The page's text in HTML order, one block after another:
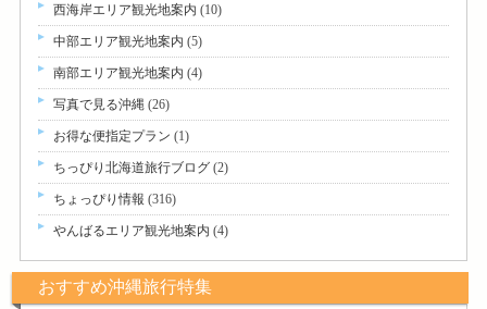
西海岸エリア観光地案内 (10)
中部エリア観光地案内 (5)
南部エリア観光地案内 (4)
写真で見る沖縄 (26)
お得な便指定プラン (1)
ちっぴり北海道旅行ブログ (2)
ちょっぴり情報 (316)
やんばるエリア観光地案内 (4)
おすすめ沖縄旅行特集